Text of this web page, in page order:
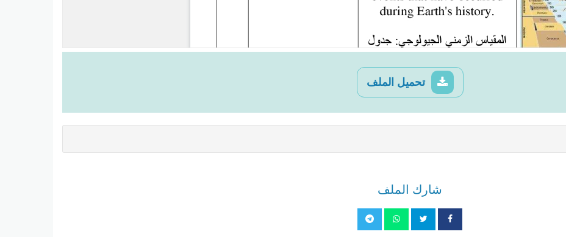
تحميل الملف
شارك الملف